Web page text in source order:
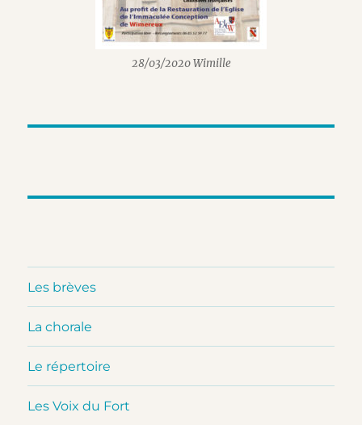
28/03/2020 Wimille
Les brèves
La chorale
Le répertoire
Les Voix du Fort